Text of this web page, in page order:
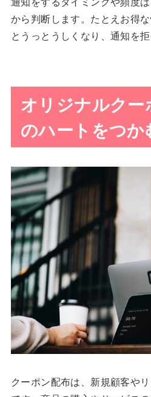
から判断します。たとえお得
とうっとうしくなり、通知を
オリジナルク
のハートをつか
クーポン配布は、新規顧客や